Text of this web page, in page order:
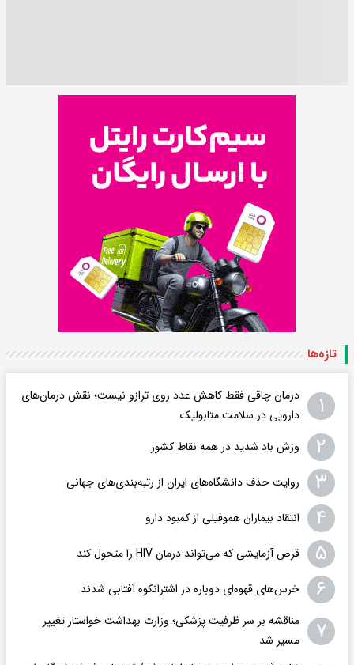
تازه‌ها
۱
درمان چاقی فقط کاهش عدد روی ترازو نیست؛ نقش درمان‌های
دارویی در سلامت متابولیک
۲ وزش باد شدید در همه نقاط کشور
۳ روایت حذف دانشگاه‌های ایران از رتبه‌بندی‌های جهانی
۴ انتقاد بیماران هموفیلی از کمبود دارو
۵ قرص آزمایشی که می‌تواند درمان HIV را متحول کند
۶ خرس‌های قهوه‌ای دوباره در اشترانکوه آفتابی شدند
۷
مناقشه بر سر ظرفیت پزشکی؛ وزارت بهداشت خواستار تغییر
مسیر شد